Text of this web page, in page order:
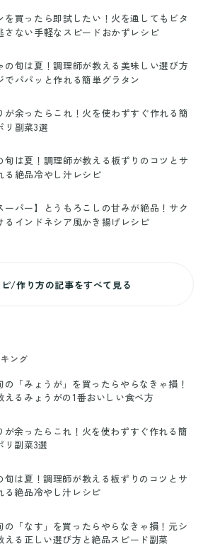
を買ったら即試したい！火を通してもビタ
さない手軽なスピードおかずレシピ
の旬は夏！調理師が教える美味しい選び方
でパパッと作れる簡単グラタン
が余ったらこれ！火を使わずすぐ作れる簡
リ副菜3選
旬は夏！調理師が教える板ずりのコツとサ
る絶品冷やし汁レシピ
ーパー】とうもろこしの甘みが絶品！サク
るインドネシア風かき揚げレシピ
/作り方の記事をすべて見る
ング
の「みょうが」を買ったらやらなきゃ損！
えるみょうがの1番おいしい食べ方
が余ったらこれ！火を使わずすぐ作れる簡
リ副菜3選
旬は夏！調理師が教える板ずりのコツとサ
る絶品冷やし汁レシピ
の「なす」を買ったらやらなきゃ損！元シ
える正しい選び方と絶品スピード副菜